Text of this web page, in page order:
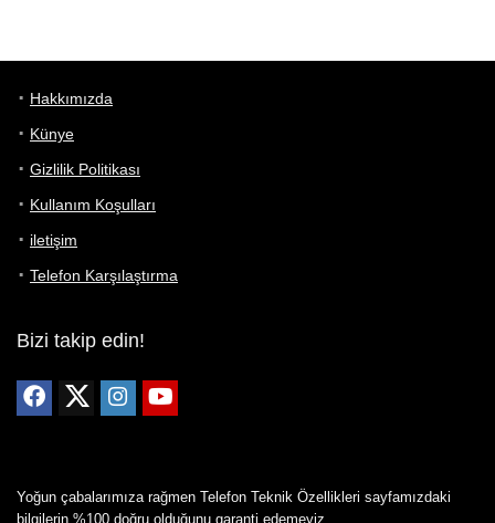
Hakkımızda
Künye
Gizlilik Politikası
Kullanım Koşulları
iletişim
Telefon Karşılaştırma
Bizi takip edin!
Yoğun çabalarımıza rağmen Telefon Teknik Özellikleri sayfamızdaki
bilgilerin %100 doğru olduğunu garanti edemeyiz.